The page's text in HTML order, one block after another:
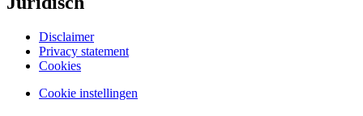
Disclaimer
Privacy statement
Cookies
Cookie instellingen